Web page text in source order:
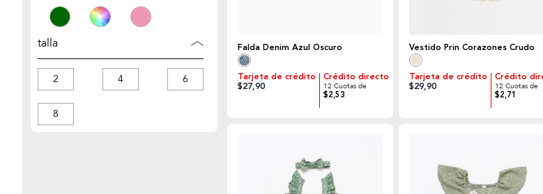
talla
2 4 6
8
Falda Denim Azul Oscuro
Tarjeta de crédito
$27,90
Crédito directo
12 Cuotas de
$2,53
Vestido Prin Corazones Crudo
Tarjeta de crédito
$29,90
Crédito
12 Cuotas de
$2,71